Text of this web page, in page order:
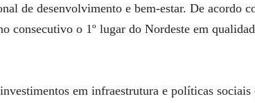
de desenvolvimento e bem-estar. De acordo
consecutivo o 1º lugar do Nordeste em
em infraestrutura e políticas